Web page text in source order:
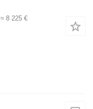
≈ 8 225 €